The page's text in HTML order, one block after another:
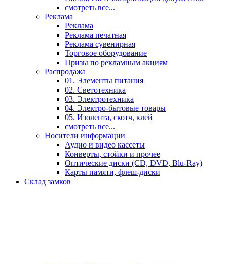
смотреть все...
Реклама
Реклама
Реклама печатная
Реклама сувенирная
Торговое оборудование
Призы по рекламным акциям
Распродажа
01. Элементы питания
02. Светотехника
03. Электротехника
04. Электро-бытовые товары
05. Изолента, скотч, клей
смотреть все...
Носители информации
Аудио и видео кассеты
Конверты, стойки и прочее
Оптические диски (CD, DVD, Blu-Ray)
Карты памяти, флеш-диски
Склад замков